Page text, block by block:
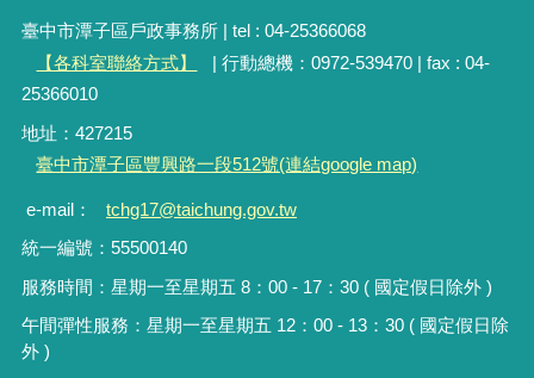
臺中市潭子區戶政事務所 | tel : 04-25366068
【各科室聯絡方式】
| 行動總機：0972-539470 | fax : 04-
25366010
地址：427215
臺中市潭子區豐興路一段512號(連結google map)
e-mail：
tchg17@taichung.gov.tw
統一編號：55500140
服務時間：星期一至星期五 8：00 - 17：30 ( 國定假日除外 )
午間彈性服務：星期一至星期五 12：00 - 13：30 ( 國定假日除
外 )